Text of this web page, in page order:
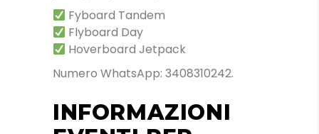
Fyboard Tandem
Flyboard Day
Hoverboard Jetpack
Numero WhatsApp: 3408310242.
INFORMAZIONI